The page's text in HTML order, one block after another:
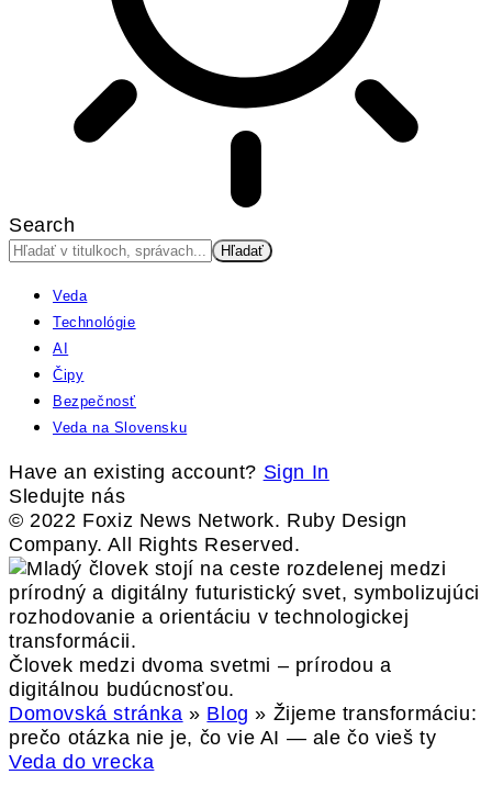
Search
Veda
Technológie
AI
Čipy
Bezpečnosť
Veda na Slovensku
Have an existing account? Sign In
Sledujte nás
© 2022 Foxiz News Network. Ruby Design
Company. All Rights Reserved.
Človek medzi dvoma svetmi – prírodou a
digitálnou budúcnosťou.
Domovská stránka » Blog » Žijeme transformáciu:
prečo otázka nie je, čo vie AI — ale čo vieš ty
Veda do vrecka